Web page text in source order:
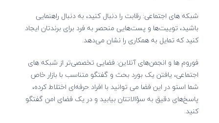
شبکه های اجتماعی: رقابت را دنبال کنید، به دنبال راهنمایی
باشید، توییت‌ها و پست‌هایی منحصر به فرد برای برندتان ایجاد
کنید که تمایل به همکاری را نشان می‌دهد.
فوروم ها و انجمن‌های آنلاین: فضایی تخصصی‌تر از شبکه های
اجتماعی، یافتن یک بورد بحث و گفتگو متناسب با بازار خاص
شما استو در این فضا می توانید با افراد حرفه‌ای اختلاط کرده،
پاسخ‌های دقیق به سؤالاتتان بیابید و در یک فضای امن گفتگو
کنید.